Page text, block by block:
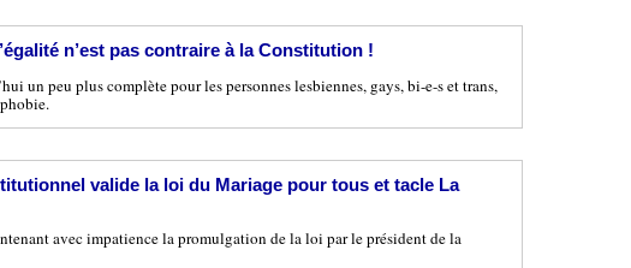
n’est pas contraire à la Constitution !
un peu plus complète pour les personnes lesbiennes, gays, bi-e-s et trans,
valide la loi du Mariage pour tous et tacle La
avec impatience la promulgation de la loi par le président de la